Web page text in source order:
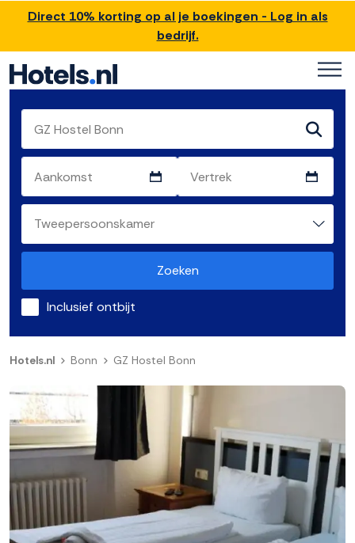
Direct 10% korting op al je boekingen - Log in als
bedrijf.
Zoeken
Inclusief ontbijt
Hotels.nl Bonn GZ Hostel Bonn